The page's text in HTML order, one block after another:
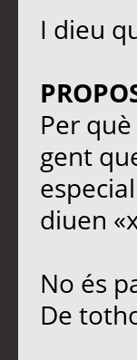
I dieu
Per
gent
diuen
No és
De